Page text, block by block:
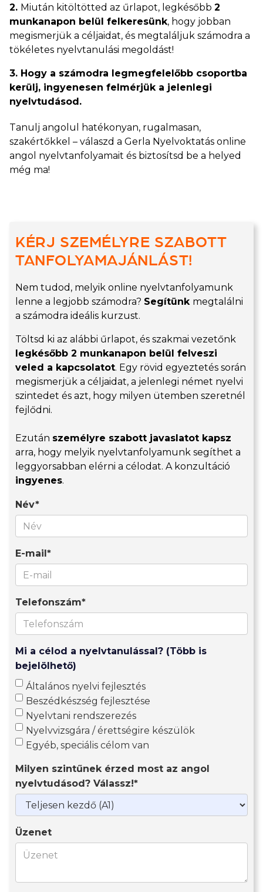
2. Miután kitöltötted az űrlapot, legkésőbb 2
munkanapon belül felkeresünk, hogy jobban
megismerjük a céljaidat, és megtaláljuk számodra a
tökéletes nyelvtanulási megoldást!
3. Hogy a számodra legmegfelelőbb csoportba
kerülj, ingyenesen felmérjük a jelenlegi
nyelvtudásod.
Tanulj angolul hatékonyan, rugalmasan,
szakértőkkel – válaszd a Gerla Nyelvoktatás online
angol nyelvtanfolyamait és biztosítsd be a helyed
még ma!
KÉRJ SZEMÉLYRE SZABOTT
TANFOLYAMAJÁNLÁST!
Nem tudod, melyik online nyelvtanfolyamunk
lenne a legjobb számodra? Segítünk megtalálni
a számodra ideális kurzust.
Töltsd ki az alábbi űrlapot, és szakmai vezetőnk
legkésőbb 2 munkanapon belül felveszi
veled a kapcsolatot. Egy rövid egyeztetés során
megismerjük a céljaidat, a jelenlegi német nyelvi
szintedet és azt, hogy milyen ütemben szeretnél
fejlődni.
Ezután személyre szabott javaslatot kapsz
arra, hogy melyik nyelvtanfolyamunk segíthet a
leggyorsabban elérni a célodat. A konzultáció
ingyenes.
Név*
E-mail*
Telefonszám*
Mi a célod a nyelvtanulással? (Több is
bejelölhető)
Általános nyelvi fejlesztés
Beszédkészség fejlesztése
Nyelvtani rendszerezés
Nyelvvizsgára / érettségire készülök
Egyéb, speciális célom van
Milyen szintűnek érzed most az angol
nyelvtudásod? Válassz!*
Üzenet